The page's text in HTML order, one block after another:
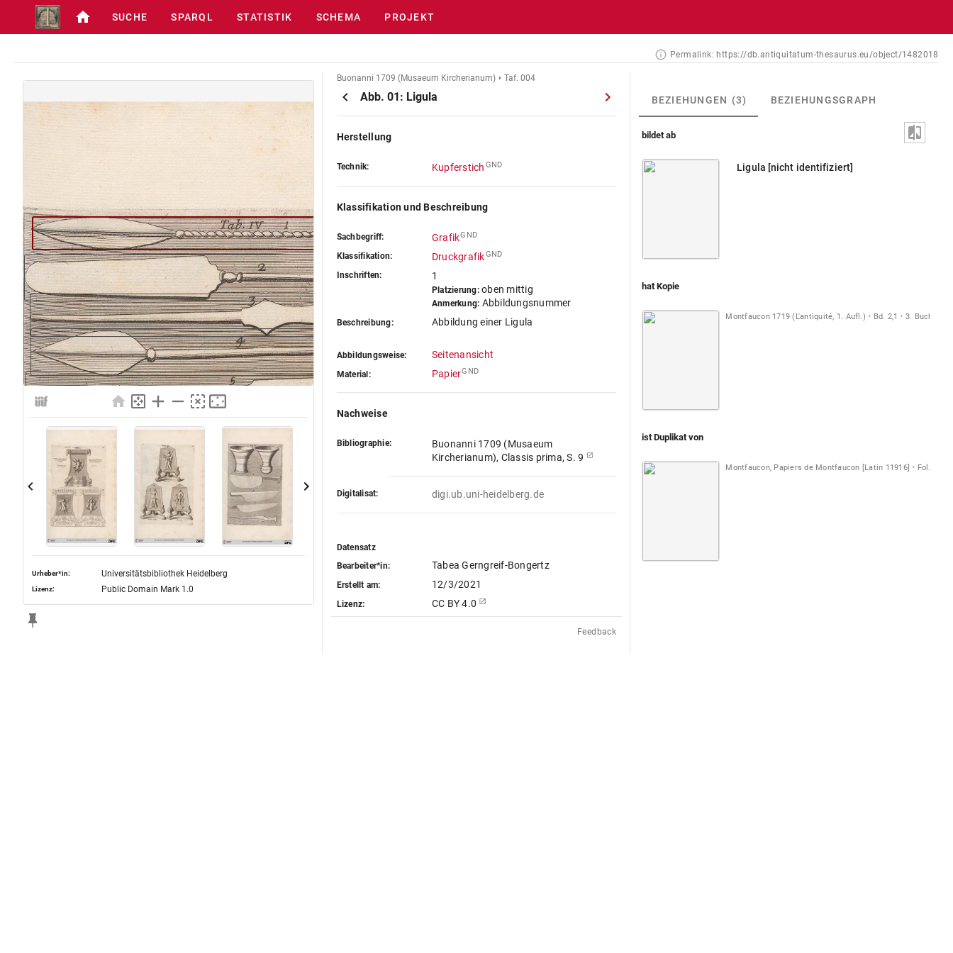
SUCHE SPARQL STATISTIK SCHEMA PROJEKT
Permalink: https://db.antiquitatum-thesaurus.eu/object/1482018
Urheber*in: Universitätsbibliothek Heidelberg
Lizenz: Public Domain Mark 1.0
Buonanni 1709 (Musaeum Kircherianum) Taf. 004
Abb. 01: Ligula
Herstellung
Technik: Kupferstich GND
Klassifikation und Beschreibung
Sachbegriff: GrafikGND
Klassifikation: DruckgrafikGND
Inschriften: 1
Platzierung:oben mittig
Anmerkung: Abbildungsnummer
Beschreibung: Abbildung einer Ligula
Abbildungsweise: Seitenansicht
Material: PapierGND
Nachweise
Bibliographie:
Buonanni 1709 (Musaeum
Kircherianum), Classis prima, S. 9
Digitalisat: digi.ub.uni-heidelberg.de
Datensatz
Bearbeiter*in:
Tabea Gerngreif-Bongertz
Erstellt am: 12/3/2021
Lizenz: CC BY 4.0
Feedback
BEZIEHUNGEN (3) BEZIEHUNGSGRAPH
bildet ab
Ligula [nicht identifiziert]
hat Kopie
Montfaucon 1719 (L'antiquité, 1. Aufl.) Bd. 2,1 3. Buch
ist Duplikat von
Montfaucon, Papiers de Montfaucon [Latin 11916] Fol. 122 r